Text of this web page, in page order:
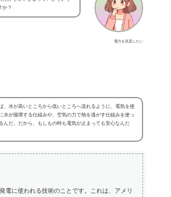
電力を見直したい
か？
、水が高いところから低いところへ流れるように、電気を使
水が循環する仕組みや、空気の力で熱を逃がす仕組みを使っ
んだ。だから、もしもの時も電気が止まっても安心なんだ
電に使われる技術のことです。これは、アメリ